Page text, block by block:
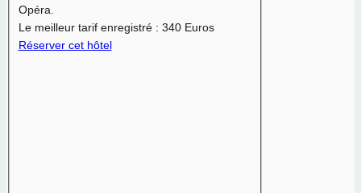
Opéra.
Le meilleur tarif enregistré : 340 Euros
Réserver cet hôtel